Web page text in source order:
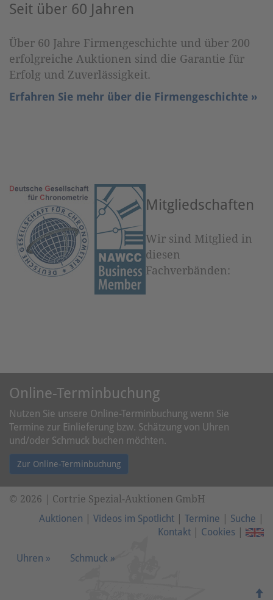
Seit über 60 Jahren
Über 60 Jahre Firmengeschichte und über 200
erfolgreiche Auktionen sind die Garantie für
Erfolg und Zuverlässigkeit.
Erfahren Sie mehr über die Firmengeschichte »
Mitgliedschaften
Wir sind Mitglied in
diesen
Fachverbänden:
Online-Terminbuchung
Nutzen Sie unsere Online-Terminbuchung wenn Sie
Termine zur Einlieferung bzw. Schätzung von Uhren
und/oder Schmuck buchen möchten.
Zur Online-Terminbuchung
© 2026 | Cortrie Spezial-Auktionen GmbH
Auktionen
Videos im Spotlicht Termine Suche
Kontakt
Cookies
Uhren » Schmuck »